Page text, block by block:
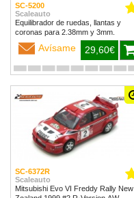
SC-5200
Scaleauto
Equilibrador de ruedas, llantas y
coronas para 2.38mm y 3mm.
Avísame 29,60€
SC-6372R
Scaleauto
Mitsubishi Evo VI Freddy Rally New